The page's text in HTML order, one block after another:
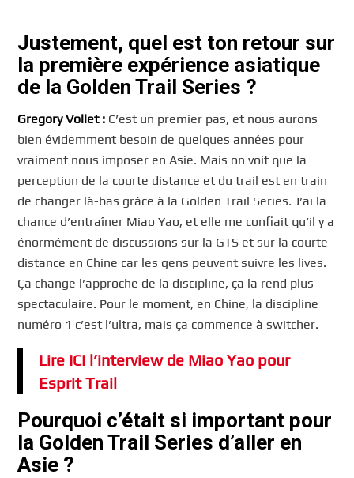
Justement, quel est ton retour sur
la première expérience asiatique
de la Golden Trail Series ?
GregoryVollet : C’est un premier pas, et nous aurons
bien évidemment besoin de quelques années pour
vraiment nous imposer en Asie. Mais on voit que la
perception de la courte distance et du trail est en train
de changer là-bas grâce à la Golden Trail Series. J’ai la
chance d’entraîner Miao Yao, et elle me confiait qu’il y a
énormément de discussions sur la GTS et sur la courte
distance en Chine car les gens peuvent suivre les lives.
Ça change l’approche de la discipline, ça la rend plus
spectaculaire. Pour le moment, en Chine, la discipline
numéro 1 c’est l’ultra, mais ça commence à switcher.
Lire ICI l’interview de Miao Yao pour
Esprit Trail
Pourquoi c’était si important pour
la Golden Trail Series d’aller en
Asie ?